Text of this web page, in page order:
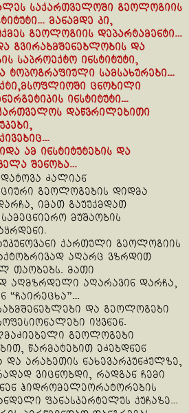
საქართველოში გეოლოგიის
მანამდე კი,
გეოლოგიის დეპარტამენტი…
გვირაბმშენებლობის და
საპროექტო ინსტიტუტი,
ტოპოგრაფიული სამსახურები…
ცნობილი
ინსტიტუტი…
დაწვრილებითი
ამ ინსტიტუტების და
შენობა…
ძალიან
გეოლოგების დიდმა
იმათ გაუუქმდათ
მუშაობის
ქართული გეოლოგიის
აღარც ვზრდით
თაობებს. მათი
აღმზრდელი აღარავინ დარჩა,
“ჩაირეცხა”…
და გეოლოგები
იყვნენ.
გეოლოგები
წარმატებით ეძებდნენ
და არაბეთის ნახევარკუნძულზე,
ვიცნობდი, რადგან ჩემი
ჰიდრომელეორატორების
ფანასკერტელუს ქუჩაზე…